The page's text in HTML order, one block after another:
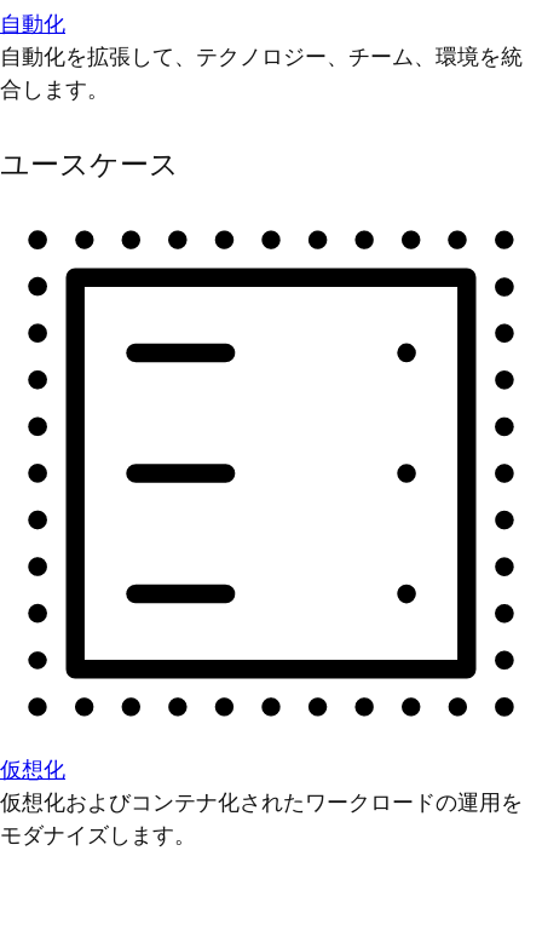
自動化
自動化を拡張して、テクノロジー、チーム、環境を統
合します。
ユースケース
仮想化
仮想化およびコンテナ化されたワークロードの運用を
モダナイズします。